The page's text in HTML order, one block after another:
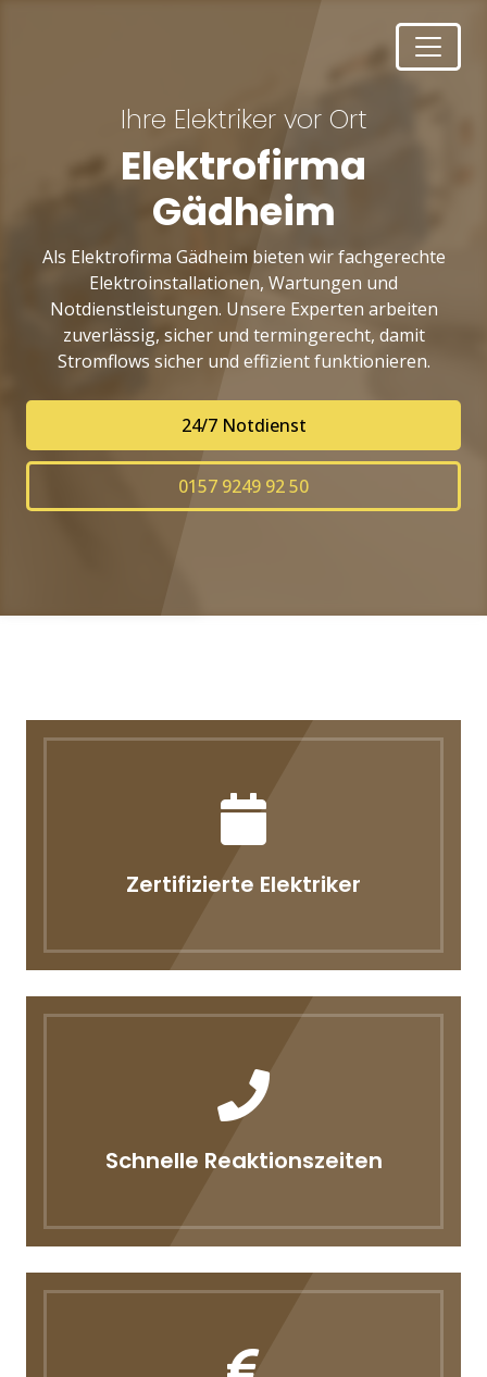
Ihre Elektriker vor Ort
Elektrofirma
Gädheim
Als Elektrofirma Gädheim bieten wir fachgerechte
Elektroinstallationen, Wartungen und
Notdienstleistungen. Unsere Experten arbeiten
zuverlässig, sicher und termingerecht, damit
Stromflows sicher und effizient funktionieren.
24/7 Notdienst
0157 9249 92 50
Zertifizierte Elektriker
Schnelle Reaktionszeiten